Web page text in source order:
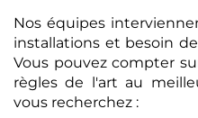
Nos équipes
installations et besoin
Vous pouvez compter
règles de l'art au
vous recherchez :